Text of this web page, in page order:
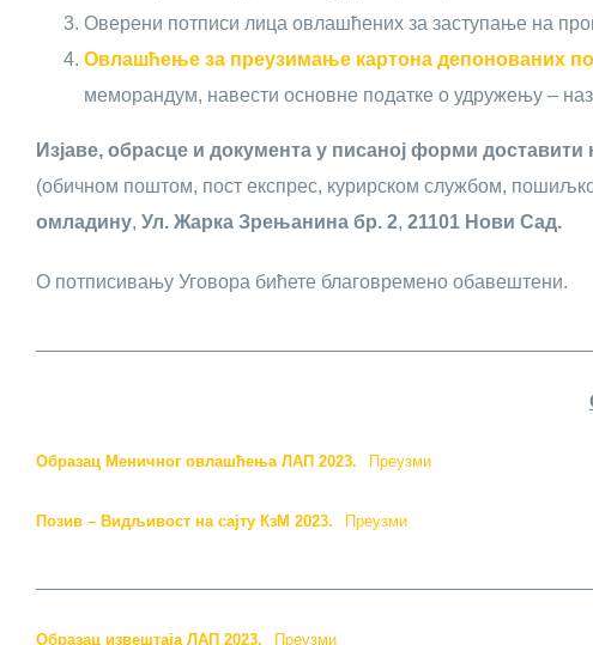
Оверени потписи лица овлашћених за заступање на
Овлашћење за преузимање картона депонованих
меморандум, навести основне податке о удружењу –
Изјаве, обрасце и документа у писаној форми доставити
(обичном поштом, пост експрес, курирском службом,
омладину, Ул. Жарка Зрењанина бр. 2, 21101 Нови Сад.
О потписивању Уговора бићете благовремено обавештени.
Образац Меничног овлашћења ЛАП 2023. Преузми
Позив – Видљивост на сајту КзМ 2023. Преузми
Образац извештаја ЛАП 2023. Преузми